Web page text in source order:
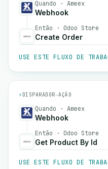
Quando · Ameex
Webhook
Então · Odoo Store
Create Order
USE ESTE FLUXO DE
⚡ DISPARADOR→AÇÃO
Quando · Ameex
Webhook
Então · Odoo Store
Get Product By Id
USE ESTE FLUXO DE